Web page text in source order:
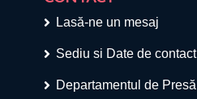
Lasă-ne un mesaj
Sediu si Date de contact
Departamentul de Presă